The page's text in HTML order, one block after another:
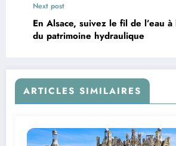
Next post
En Alsace, suivez le fil de l’eau
du patrimoine hydraulique
ARTICLES SIMILAIRES